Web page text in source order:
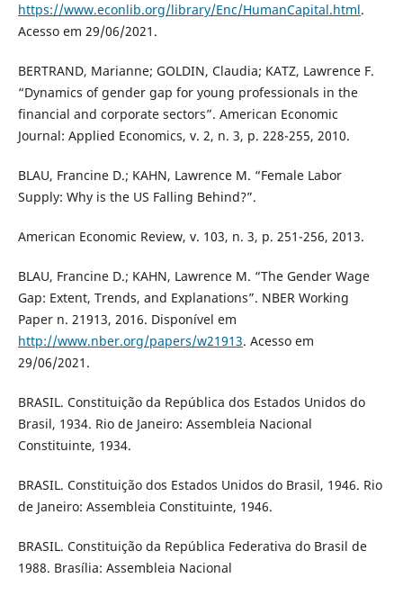
https://www.econlib.org/library/Enc/HumanCapital.html.
Acesso em 29/06/2021.
BERTRAND, Marianne; GOLDIN, Claudia; KATZ, Lawrence F.
“Dynamics of gender gap for young professionals in the
financial and corporate sectors”. American Economic
Journal: Applied Economics, v. 2, n. 3, p. 228-255, 2010.
BLAU, Francine D.; KAHN, Lawrence M. “Female Labor
Supply: Why is the US Falling Behind?”.
American Economic Review, v. 103, n. 3, p. 251-256, 2013.
BLAU, Francine D.; KAHN, Lawrence M. “The Gender Wage
Gap: Extent, Trends, and Explanations”. NBER Working
Paper n. 21913, 2016. Disponível em
http://www.nber.org/papers/w21913. Acesso em
29/06/2021.
BRASIL. Constituição da República dos Estados Unidos do
Brasil, 1934. Rio de Janeiro: Assembleia Nacional
Constituinte, 1934.
BRASIL. Constituição dos Estados Unidos do Brasil, 1946. Rio
de Janeiro: Assembleia Constituinte, 1946.
BRASIL. Constituição da República Federativa do Brasil de
1988. Brasília: Assembleia Nacional